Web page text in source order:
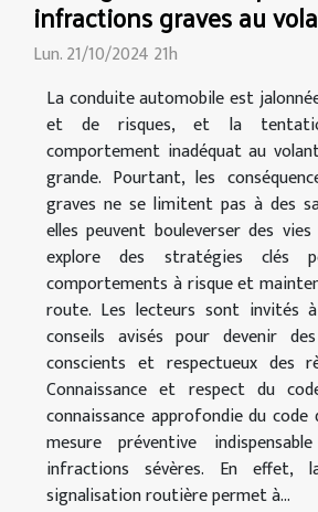
infractions graves au
Lun. 21/10/2024 21h
La conduite automobile est
et de risques, et la
comportement inadéquat au
grande. Pourtant, les
graves ne se limitent pas à des
elles peuvent bouleverser des
explore des stratégies clés
comportements à risque et
route. Les lecteurs sont invités
conseils avisés pour devenir
conscients et respectueux des
Connaissance et respect du
connaissance approfondie du
mesure préventive
infractions sévères. En
signalisation routière permet à...